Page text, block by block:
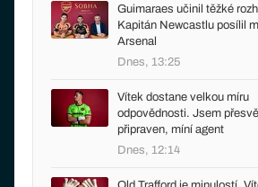
Guimaraes učinil těžké
Kapitán Newcastlu posílil
Arsenal
Dnes, 13:25
Vítek dostane velkou míru
odpovědnosti. Jsem
připraven, míní agent
Dnes, 12:14